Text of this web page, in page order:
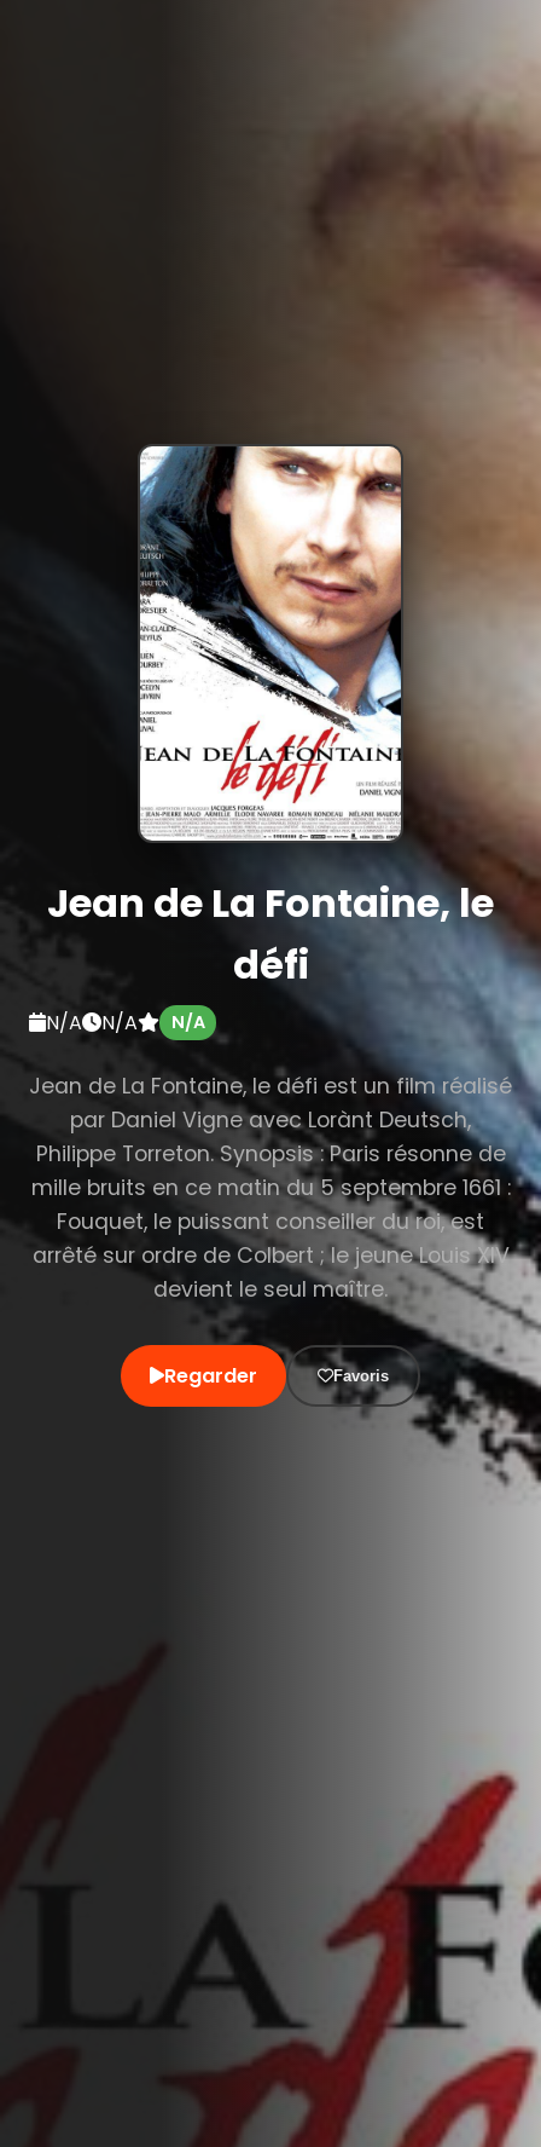
Jean de La Fontaine, le
défi
N/A N/A N/A
Jean de La Fontaine, le défi est un film réalisé
par Daniel Vigne avec Lorànt Deutsch,
Philippe Torreton. Synopsis : Paris résonne de
mille bruits en ce matin du 5 septembre 1661 :
Fouquet, le puissant conseiller du roi, est
arrêté sur ordre de Colbert ; le jeune Louis XIV
devient le seul maître.
Regarder Favoris